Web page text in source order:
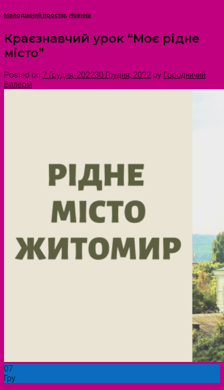
Молодіжний простір, Новини
Краєзнавчий урок “Моє рідне
місто”
Posted on 7 Грудня, 202230 Грудня, 2022 by Городничий
Валерій
07
Гру